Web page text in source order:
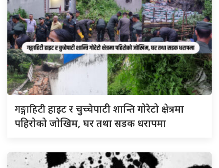
गङ्गाहिटीहाइट र चुच्चेपाटी शान्ति गोरेटो क्षेत्रमा
पहिरोको जोखिम, घर तथा सडक धरापमा